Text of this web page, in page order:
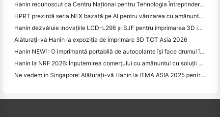
Hanin recunoscut ca Centru Național pentru Tehnologia Întreprinderilor pentru Leadership în Inovare
HPRT prezintă seria NEX bazată pe AI pentru vânzarea cu amănuntul inteligentă la CHINASHOP 2026
Hanin dezvăluie inovațiile LCD-L298 și SJF pentru imprimarea 3D industrială la TCT Asia 2026
Alăturați-vă Hanin la expoziția de imprimare 3D TCT Asia 2026
Hanin NEW1: O imprimantă portabilă de autocolante își face drumul în magazinele LOFT din Japonia
Hanin la NRF 2026: Înputernirea comerțului cu amănuntul cu soluții de tipărire inteligente cu scenarii complete
Ne vedem în Singapore: Alăturați-vă Hanin la ITMA ASIA 2025 pentru a fi martori la cea mai recentă tehnologie de imprimare digitală